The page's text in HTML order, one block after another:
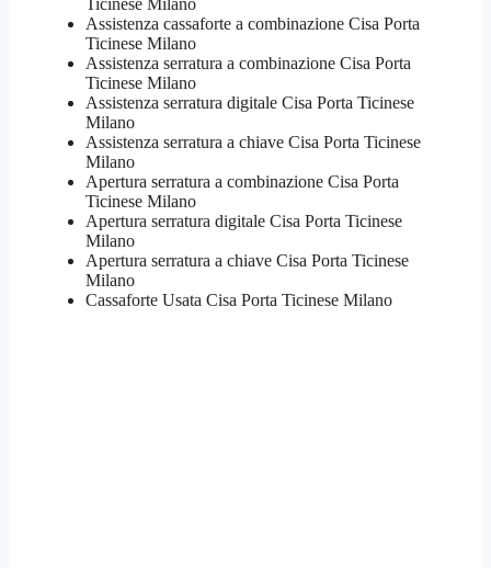
Ticinese Milano
Assistenza cassaforte a combinazione​ Cisa Porta
Ticinese Milano
​Assistenza serratura​ ​a combinazione​ Cisa Porta
Ticinese Milano
Assistenza serratura ​digitale​ Cisa Porta Ticinese
Milano
Assistenza serratura ​a chiave​ Cisa Porta Ticinese
Milano
​Apertura serratura​ ​a combinazione​ Cisa Porta
Ticinese Milano
Apertura serratura​ ​digitale​ Cisa Porta Ticinese
Milano
​Apertura serratura​ ​a chiave​ Cisa Porta Ticinese
Milano
​Cassaforte Usata​ Cisa Porta Ticinese Milano